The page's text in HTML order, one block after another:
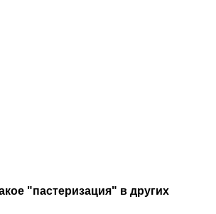
"пастеризация" в других